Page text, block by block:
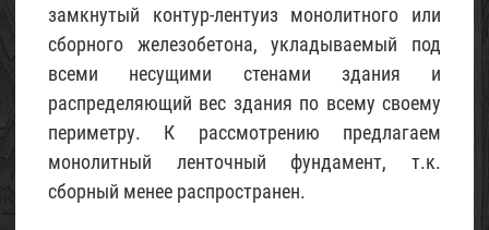
замкнутый контур-лентуиз монолитного или
сборного железобетона, укладываемый под
всеми несущими стенами здания и
распределяющий вес здания по всему своему
периметру. К рассмотрению предлагаем
монолитный ленточный фундамент, т.к.
сборный менее распространен.
фото)
06
Май
Проект
каркасного